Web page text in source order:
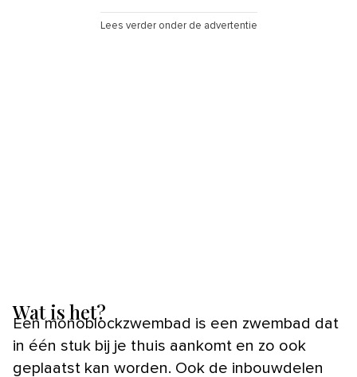
Lees verder onder de advertentie
Wat is het?
Een monoblockzwembad is een zwembad dat
in één stuk bij je thuis aankomt en zo ook
geplaatst kan worden. Ook de inbouwdelen